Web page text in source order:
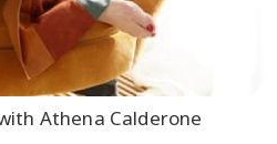
Athena Calderone